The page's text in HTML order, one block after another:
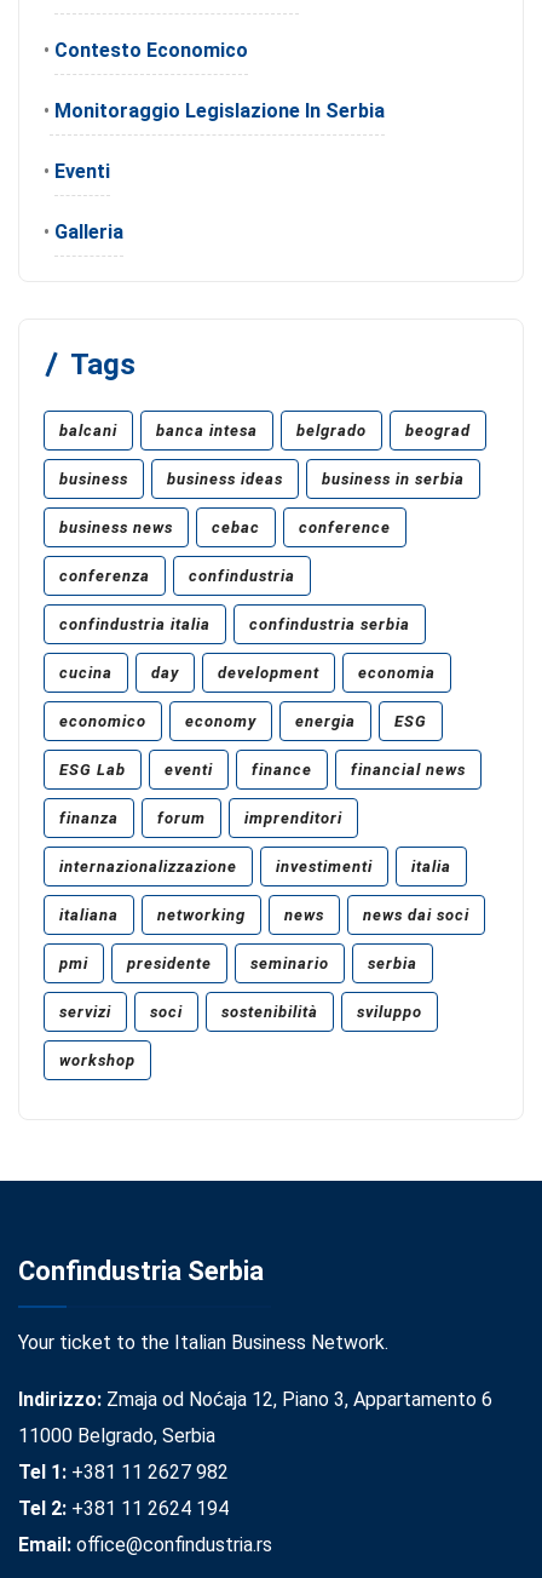
• Contesto Economico
• Monitoraggio Legislazione In Serbia
• Eventi
• Galleria
Tags
balcani banca intesa belgrado beograd
business business ideas business in serbia
business news cebac conference
conferenza confindustria
confindustria italia confindustria serbia
cucina day development economia
economico economy energia ESG
ESG Lab eventi finance financial news
finanza forum imprenditori
internazionalizzazione investimenti italia
italiana networking news news dai soci
pmi presidente seminario serbia
servizi soci sostenibilità sviluppo
workshop
Confindustria Serbia
Your ticket to the Italian Business Network.
Indirizzo: Zmaja od Noćaja 12, Piano 3, Appartamento 6
11000 Belgrado, Serbia
Tel 1: +381 11 2627 982
Tel 2: +381 11 2624 194
Email: office@confindustria.rs